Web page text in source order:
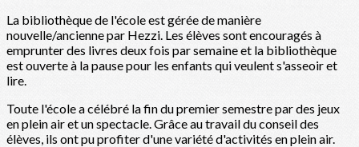
La bibliothèque de l'école est gérée de manière
nouvelle/ancienne par Hezzi. Les élèves sont encouragés à
emprunter des livres deux fois par semaine et la bibliothèque
est ouverte à la pause pour les enfants qui veulent s'asseoir et
lire.
Toute l'école a célébré la fin du premier semestre par des jeux
en plein air et un spectacle. Grâce au travail du conseil des
élèves, ils ont pu profiter d'une variété d'activités en plein air.